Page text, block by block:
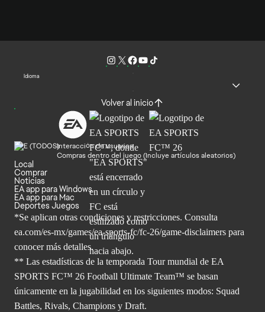
Idioma
Volver al inicio
Interacción de usuarios
Compras dentro del juego (Incluye artículos aleatorios)
Local
Comprar
Noticias
EA app para Windows
EA app para Mac
Deportes Juegos
*Se aplican otras condiciones y restricciones. Consulta
ea.com/es-mx/games/ea-sports-fc/fc-26/game-disclaimers para
conocer más detalles.
** Las estadísticas de la temporada Tour mundial de EA
SPORTS FC™ 26 Football Ultimate Team™ se basan
únicamente en la jugabilidad en los siguientes modos: Squad
Battles, Rivals, Champions y Draft.